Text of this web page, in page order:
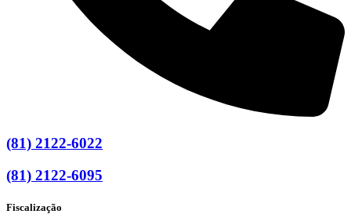
(81) 2122-6022
(81) 2122-6095
Fiscalização